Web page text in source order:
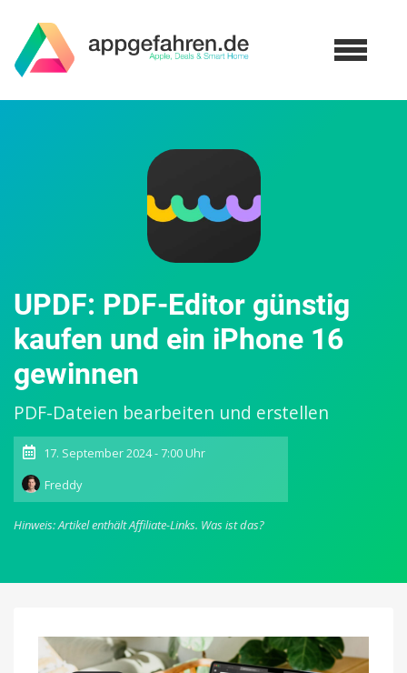
UPDF: PDF-Editor günstig
kaufen und ein iPhone 16
gewinnen
PDF-Dateien bearbeiten und erstellen
17. September 2024 - 7:00 Uhr
Freddy
Hinweis: Artikel enthält Affiliate-Links. Was ist das?